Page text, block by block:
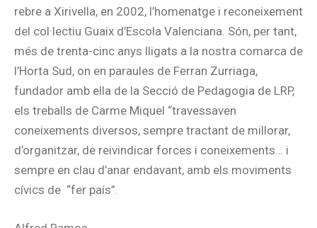
rebre a Xirivella, en 2002, l’homenatge i reconeixement
del col·lectiu Guaix d’Escola Valenciana. Són, per tant,
més de trenta-cinc anys lligats a la nostra comarca de
l’Horta Sud, on en paraules de Ferran Zurriaga,
fundador amb ella de la Secció de Pedagogia de LRP,
els treballs de Carme Miquel “travessaven
coneixements diversos, sempre tractant de millorar,
d’organitzar, de reivindicar forces i coneixements… i
sempre en clau d’anar endavant, amb els moviments
cívics de “fer país”.